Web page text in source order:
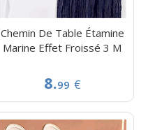
Chemin De Table Étamine
Marine Effet Froissé 3 M
8.99 €